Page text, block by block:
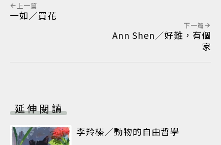
上一篇
一如／買花
下一篇
Ann Shen／好難，有個
家
延伸閱讀
李羚榛／動物的自由哲學